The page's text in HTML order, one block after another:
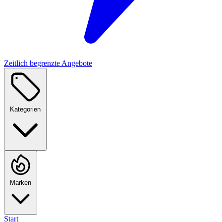
Zeitlich begrenzte Angebote
Kategorien
Marken
Start